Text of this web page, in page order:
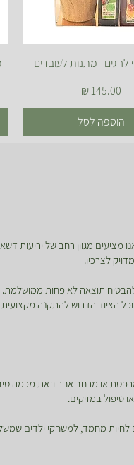
תצוגה מהירה
לחגים - מתנות לעובדים
מחיר
הוספה לסל
מגוון רחב של יריעות
לצרכיו.
תוצאה לא פחות ממושלמת.
הציוד הדרוש להתקנה מקצועית
או מרחב אחר וזאת מכמה
טיפול במזיקים.
מחמד, למשחקי ילדים